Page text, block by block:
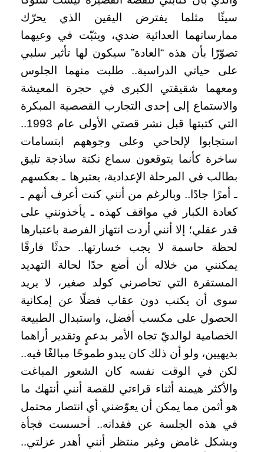
سيئًا مثلما يفترض اليقين الذي يحرّك
ممارساتهما العدائية ضدي، ويثبّت في وعيهما
تصوّرًا بأن هذه “العادة” سيكون لها تأثير سلبي
على حياتي الدراسية.. طلبت منهما الجلوس
ومعهما شقيقتي الكبرى في حجرة المعيشة
والاستماع إلى إحدى التجارب القصصية المبكرة
التي كتبتها قبل نشر قصتي الأولى عام 1993..
استجابوا لإلحاحي وعلى وجوههم ابتسامات
ساخرة كأنما يتوقعون سماع نكتة ساذجة تليق
بطالب في المرحلة الإعدادية، يعتبرها ـ بعكسهم
ـ أمرًا جادًا.. وبالرغم من أنني كنت أعرف أنهم ـ
كعادة الكبار في مواقف كهذه ـ يأخذونني على
قدر عقلي؛ إلا أنني أردت انتهاز الفرصة باعتبارها
لحظة حاسمة لا يجب خسارتها.. حدثًا فارقًا
يمكنني من خلاله أن أضع حدًا لحالة التهديد
المستقرة التي تحاصرني كولد صغير، لا يريد
سوى أن يكتب دون عقاب فضلًا عن إمكانية
الحصول على مكسب أفضل، واستبدال الطبيعة
الخصامية لوالديّ تجاه الأمر بدعمٍ وتقدير أراهما
بديهيين، ولو أن ذلك كان يبدو طموحًا مبالغًا فيه..
لكن في الوقت نفسه كان الشعور المباغت
والأكثر هيمنة أثناء قراءتي للقصة أنني أنتهك ما
هو أثمن مما يمكن أن يعوّضني أي انتصار محتمل
في هذه الجلسة عن فقدانه.. أحسست فجأة
وبشكل غامض وغير منتظر أنني أهدر عزلتي..